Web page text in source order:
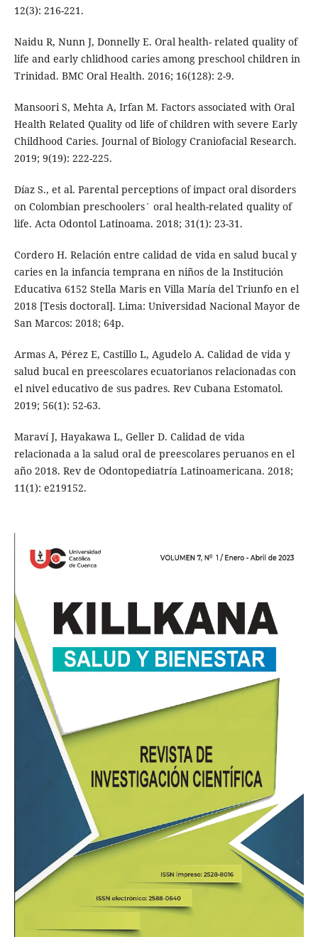
12(3): 216-221.
Naidu R, Nunn J, Donnelly E. Oral health- related quality of
life and early chlidhood caries among preschool children in
Trinidad. BMC Oral Health. 2016; 16(128): 2-9.
Mansoori S, Mehta A, Irfan M. Factors associated with Oral
Health Related Quality od life of children with severe Early
Childhood Caries. Journal of Biology Craniofacial Research.
2019; 9(19): 222-225.
Díaz S., et al. Parental perceptions of impact oral disorders
on Colombian preschoolers´ oral health-related quality of
life. Acta Odontol Latinoama. 2018; 31(1): 23-31.
Cordero H. Relación entre calidad de vida en salud bucal y
caries en la infancia temprana en niños de la Institución
Educativa 6152 Stella Maris en Villa María del Triunfo en el
2018 [Tesis doctoral]. Lima: Universidad Nacional Mayor de
San Marcos: 2018; 64p.
Armas A, Pérez E, Castillo L, Agudelo A. Calidad de vida y
salud bucal en preescolares ecuatorianos relacionadas con
el nivel educativo de sus padres. Rev Cubana Estomatol.
2019; 56(1): 52-63.
Maraví J, Hayakawa L, Geller D. Calidad de vida
relacionada a la salud oral de preescolares peruanos en el
año 2018. Rev de Odontopediatría Latinoamericana. 2018;
11(1): e219152.